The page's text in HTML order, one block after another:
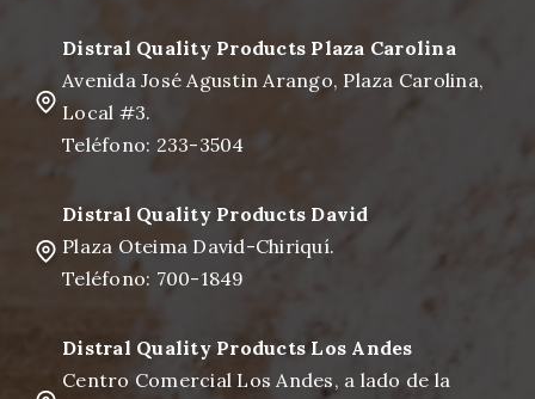
Distral Quality Products Plaza Carolina
Avenida José Agustin Arango, Plaza Carolina,
Local #3.
Teléfono: 233-3504
Distral Quality Products David
Plaza Oteima David-Chiriquí.
Teléfono: 700-1849
Distral Quality Products Los Andes
Centro Comercial Los Andes, a lado de la